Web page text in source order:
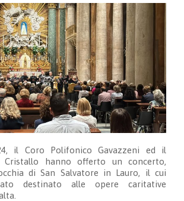
il Coro Polifonico Gavazzeni ed il
Cristallo hanno offerto un concerto,
di San Salvatore in Lauro, il cui
destinato alle opere caritative